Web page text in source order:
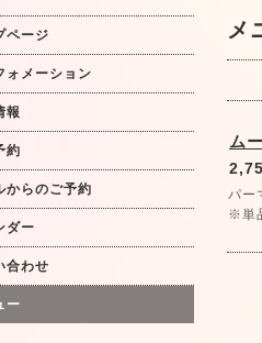
メ
ム
パー
※単
ページ
ォメーション
報
約
からのご予約
ダー
合わせ
ー